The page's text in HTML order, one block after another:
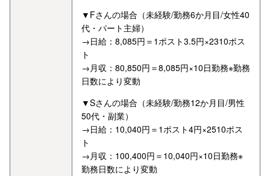
▼Fさんの場合（未経験/勤務6か月目/女性40
代・パート主婦）
→日給：8,085円＝1ポスト3.5円×2310ポス
ト
→月収：80,850円＝8,085円×10日勤務※勤務
日数により変動
▼Sさんの場合（未経験/勤務12か月目/男性
50代・副業）
→日給：10,040円＝1ポスト4円×2510ポス
ト
→月収：100,400円＝10,040円×10日勤務※
勤務日数により変動